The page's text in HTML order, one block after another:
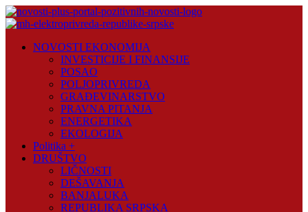
Skip
to
Plus
NOVOSTI EKONOMIJA
INVESTICIJE I FINANSIJE
POSAO
POLJOPRIVREDA
GRAĐEVINARSTVO
PRAVNA PITANJA
ENERGETIKA
EKOLOGIJA
Politika +
DRUŠTVO
LIČNOSTI
DEŠAVANJA
BANJALUKA
REPUBLIKA SRPSKA